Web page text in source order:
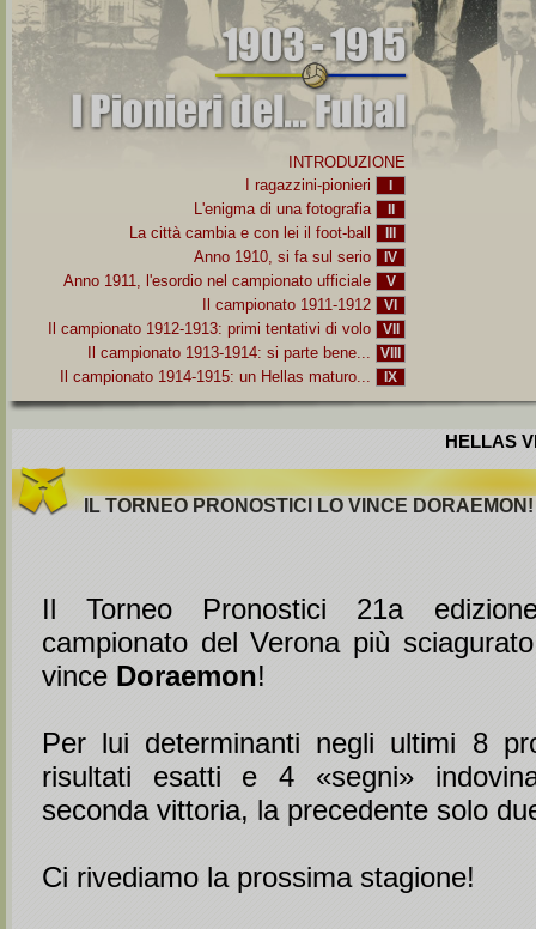
INTRODUZIONE
I ragazzini-pionieri
I
L'enigma di una fotografia II
La città cambia e con lei il foot-ball III
Anno 1910, si fa sul serio IV
Anno 1911, l'esordio nel campionato ufficiale V
Il campionato 1911-1912 VI
Il campionato 1912-1913: primi tentativi di volo VII
Il campionato 1913-1914: si parte bene... VIII
Il campionato 1914-1915: un Hellas maturo... IX
HELLAS
IL TORNEO PRONOSTICI LO VINCE DORAEMON!
Il Torneo Pronostici 21a
campionato del Verona più
vince Doraemon!
Per lui determinanti negli ultimi 8
risultati esatti e 4 «segni»
seconda vittoria, la precedente solo
Ci rivediamo la prossima stagione!